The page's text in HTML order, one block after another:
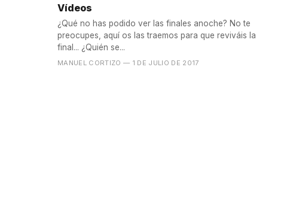
Vídeos
¿Qué no has podido ver las finales anoche? No te
preocupes, aquí os las traemos para que reviváis la
final... ¿Quién se...
MANUEL CORTIZO — 1 DE JULIO DE 2017